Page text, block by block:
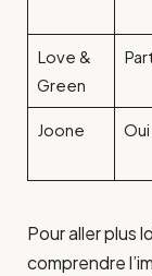
Love &
Green
Joone Oui
Pour aller plus
comprendre